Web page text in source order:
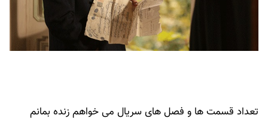
تعداد قسمت ها و فصل های سریال می خواهم زنده بمانم